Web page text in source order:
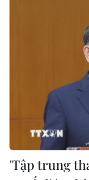
'Tập trung